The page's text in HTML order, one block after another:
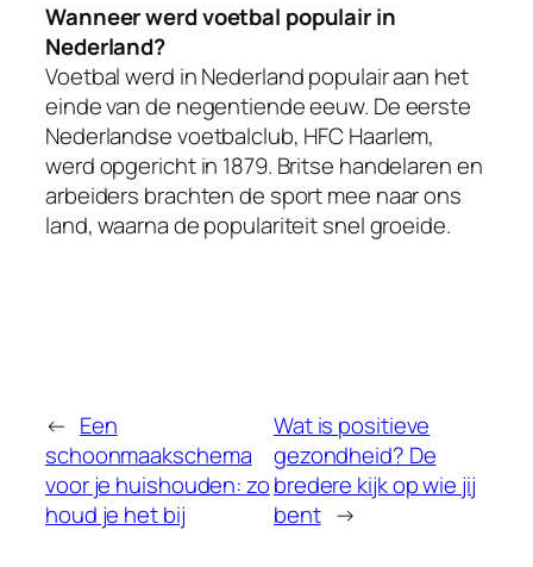
Wanneer werd voetbal populair in
Nederland?
Voetbal werd in Nederland populair aan het
einde van de negentiende eeuw. De eerste
Nederlandse voetbalclub, HFC Haarlem,
werd opgericht in 1879. Britse handelaren en
arbeiders brachten de sport mee naar ons
land, waarna de populariteit snel groeide.
← Een
schoonmaakschema
voor je huishouden: zo
houd je het bij
Wat is positieve
gezondheid? De
bredere kijk op wie jij
bent →